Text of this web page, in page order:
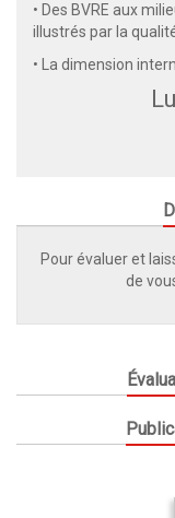
• Des BVRE aux
illustrés par la
• La dimension
Pour évaluer et
de